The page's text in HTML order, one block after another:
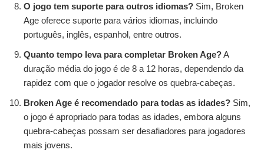
O jogo tem suporte para outros idiomas? Sim, Broken
Age oferece suporte para vários idiomas, incluindo
português, inglês, espanhol, entre outros.
Quanto tempo leva para completar Broken Age?A
duração média do jogo é de 8 a 12 horas, dependendo da
rapidez com que o jogador resolve os quebra-cabeças.
Broken Age é recomendado para todas as idades? Sim,
o jogo é apropriado para todas as idades, embora alguns
quebra-cabeças possam ser desafiadores para jogadores
mais jovens.